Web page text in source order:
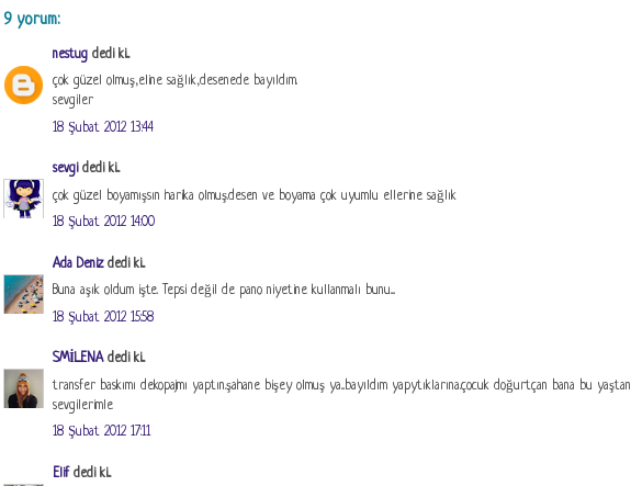
9 yorum:
nestug dedi ki...
çok güzel olmuş,eline sağlık,desenede bayıldım.
sevgiler
18 Şubat 2012 13:44
sevgidedi ki...
çok güzel boyamışsın harika olmuş.desen ve boyama çok uyumlu ellerine sağlık
18 Şubat 2012 14:00
Ada Denizdedi ki...
Buna aşık oldum işte. Tepsi değil de pano niyetine kullanmalı bunu....
18 Şubat 2012 15:58
SMİLENAdedi ki...
transfer baskımı dekopajmı yaptın.şahane bişey olmuş ya...bayıldım yapytıklarına.çocuk doğurtçan bana bu yaştan
sevgilerimle
18 Şubat 2012 17:11
Elifdedi ki...